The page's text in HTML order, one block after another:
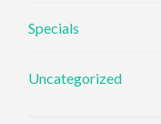
Specials
Uncategorized